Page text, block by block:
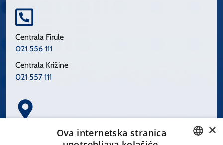
Centrala Firule
021 556 111
Centrala Križine
021 557 111
Spinčićeva 1, 21000 Split
×
Ova internetska stranica